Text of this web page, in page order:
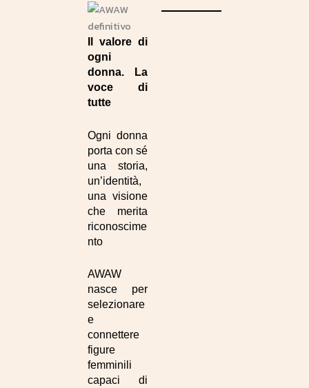
Il valore di
ogni
donna. La
voce di
tutte
Ogni donna
porta con sé
una storia,
un’identità,
una visione
che merita
riconoscime
nto
AWAW
nasce per
selezionare
e
connettere
figure
femminili
capaci di